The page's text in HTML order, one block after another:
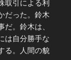
取引による利
だった。鈴木
。鈴木は、
は自分勝手な
る。人間の貌